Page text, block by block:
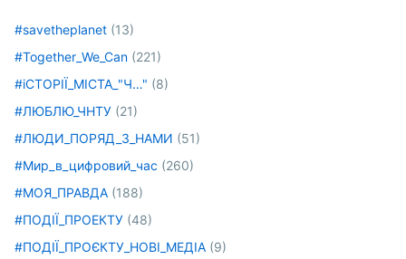
#savetheplanet (13)
#Together_We_Can (221)
#іСТОРІЇ_МІСТА_"Ч…" (8)
#ЛЮБЛЮ_ЧНТУ (21)
#ЛЮДИ_ПОРЯД_З_НАМИ (51)
#Мир_в_цифровий_час (260)
#МОЯ_ПРАВДА (188)
#ПОДІЇ_ПРОЕКТУ (48)
#ПОДІЇ_ПРОЄКТУ_НОВІ_МЕДІА (9)